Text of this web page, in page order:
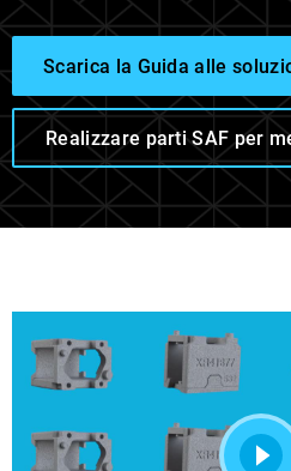
Scarica la Guida alle
Realizzare parti SAF per